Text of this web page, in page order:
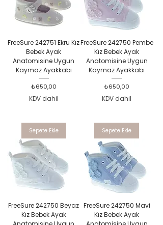
FreeSure 242751 Ekru Kız
Bebek Ayak
Anatomisine Uygun
Kaymaz Ayakkabı
Fiyat
₺650,00
KDV dahil
Sepete Ekle
FreeSure 242750 Pembe
Kız Bebek Ayak
Anatomisine Uygun
Kaymaz Ayakkabı
Fiyat
₺650,00
KDV dahil
Sepete Ekle
FreeSure 242750 Beyaz
Kız Bebek Ayak
FreeSure 242750 Mavi
Kız Bebek Ayak